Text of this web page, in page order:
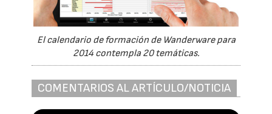
El calendario de formación de Wanderware para
2014 contempla 20 temáticas.
COMENTARIOS AL ARTÍCULO/NOTICIA